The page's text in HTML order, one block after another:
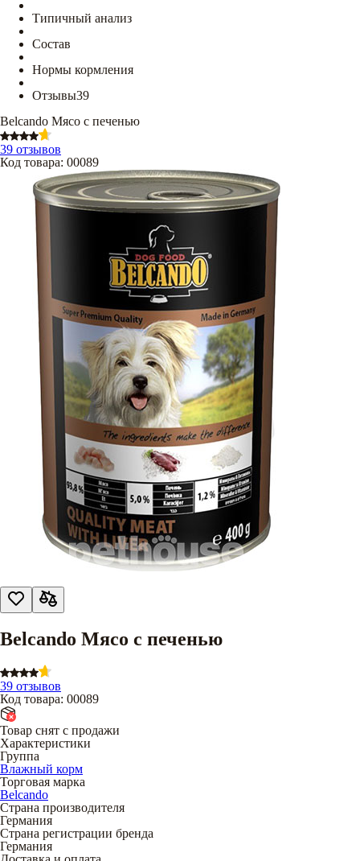
Типичный анализ
Состав
Нормы кормления
Отзывы39
Belcando Мясо с печенью
39 отзывов
Код товара: 00089
Belcando Мясо с печенью
39 отзывов
Код товара: 00089
Товар снят с продажи
Характеристики
Группа
Влажный корм
Торговая марка
Belcando
Страна производителя
Германия
Страна регистрации бренда
Германия